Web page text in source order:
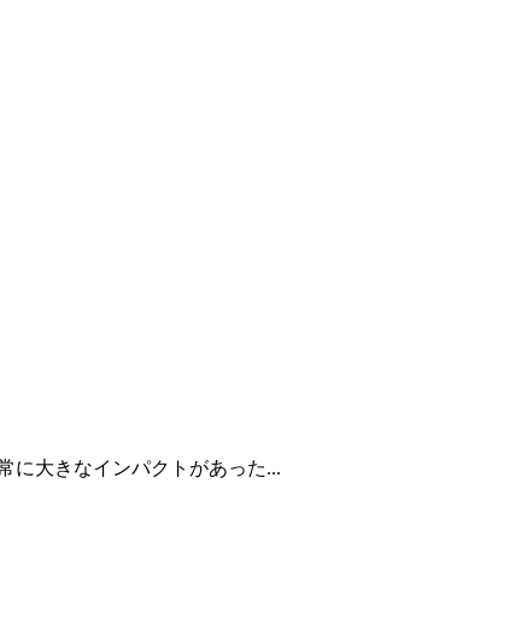
に大きなインパクトがあった...